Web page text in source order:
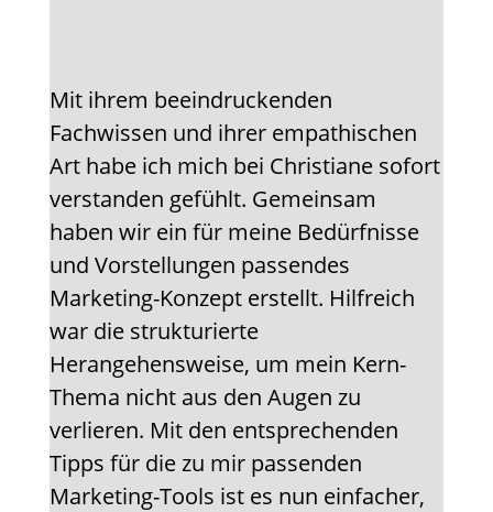
Mit ihrem beeindruckenden
Fachwissen und ihrer empathischen
Art habe ich mich bei Christiane sofort
verstanden gefühlt. Gemeinsam
haben wir ein für meine Bedürfnisse
und Vorstellungen passendes
Marketing-Konzept erstellt. Hilfreich
war die strukturierte
Herangehensweise, um mein Kern-
Thema nicht aus den Augen zu
verlieren. Mit den entsprechenden
Tipps für die zu mir passenden
Marketing-Tools ist es nun einfacher,